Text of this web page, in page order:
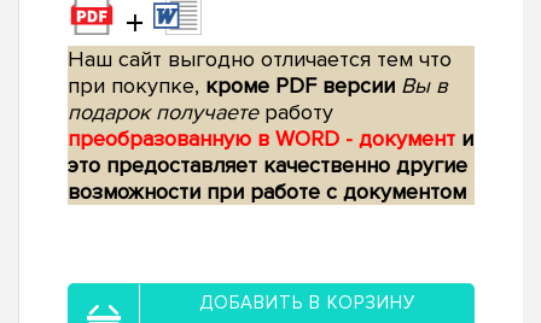
+
Наш сайт выгодно отличается тем что
при покупке, кроме PDF версии Вы в
подарок получаетеработу
преобразованную в WORD - документ и
это предоставляет качественно другие
возможности при работе с документом
ДОБАВИТЬ В КОРЗИНУ